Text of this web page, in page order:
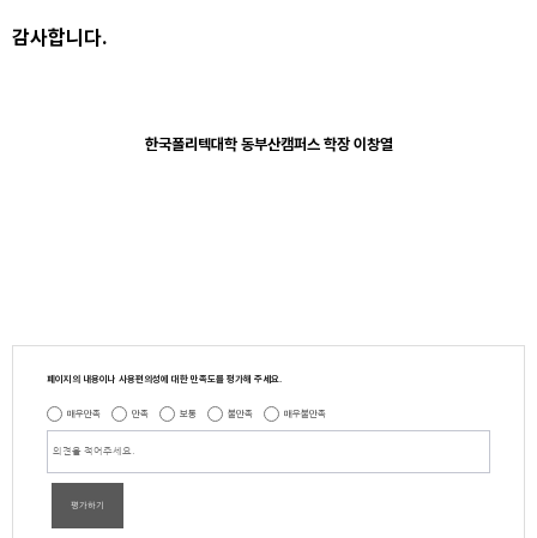
감사합니다.
한국폴리텍대학 동부산캠퍼스 학장 이창열
페이지의 내용이나 사용편의성에 대한 만족도를 평가해 주세요.
매우만족 만족 보통 불만족 매우불만족
평가하기